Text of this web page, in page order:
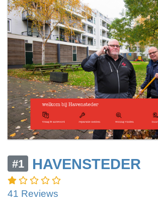
#1 HAVENSTEDER
41 Reviews